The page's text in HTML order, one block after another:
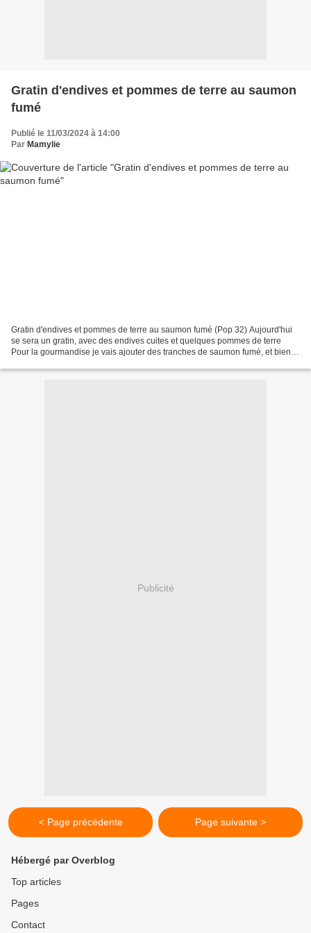
Gratin d'endives et pommes de terre au saumon
fumé
Publié le 11/03/2024 à 14:00
Par Mamylie
Gratin d'endives et pommes de terre au saumon fumé (Pop 32) Aujourd'hui
se sera un gratin, avec des endives cuites et quelques pommes de terre
Pour la gourmandise je vais ajouter des tranches de saumon fumé, et bien
Publicité
< Page précédente Page suivante >
Hébergé par Overblog
Top articles
Pages
Contact